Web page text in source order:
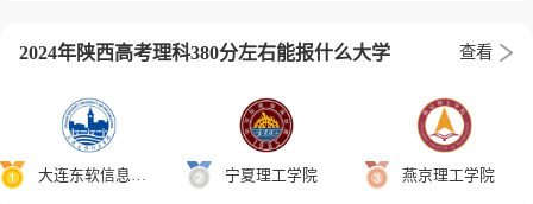
2024年陕西高考理科380分左右能报什么大学 查看
大连东软信息学院 宁夏理工学院 燕京理工学院